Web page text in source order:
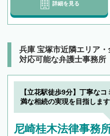
詳細を見る
兵庫 宝塚市近隣エリア
対応可能な弁護士事務所
【立花駅徒歩9分】丁寧な
満な相続の実現を目指します
尼崎桂木法律事務